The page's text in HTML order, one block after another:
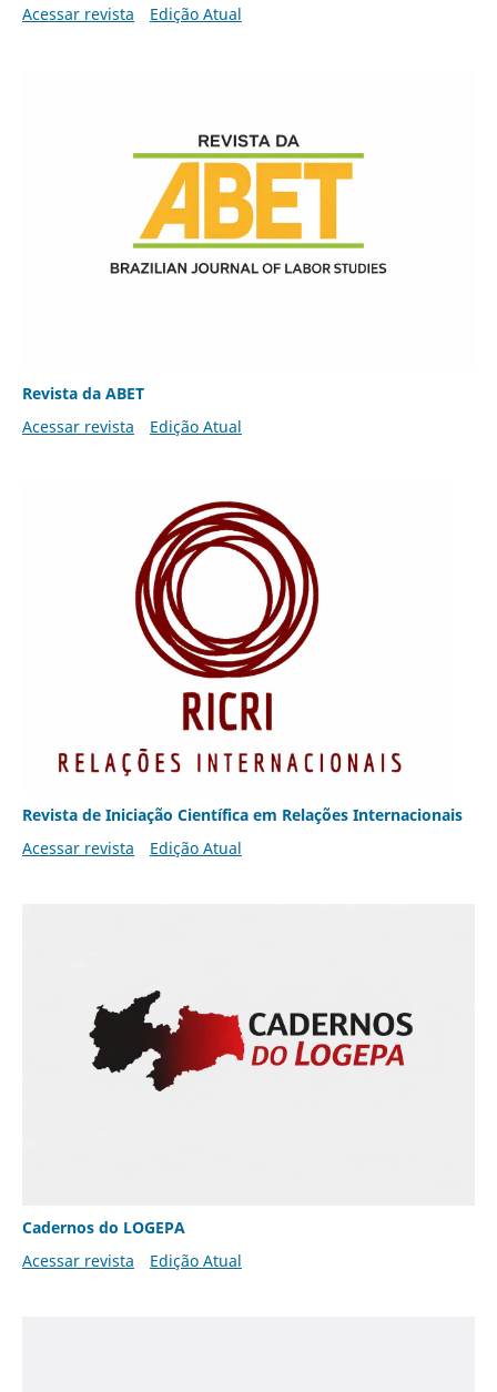
Acessar revista Edição Atual
Revista da ABET
Acessar revista
Edição Atual
Revista de Iniciação Científica em Relações Internacionais
Acessar revista
Edição Atual
Cadernos do LOGEPA
Acessar revista
Edição Atual